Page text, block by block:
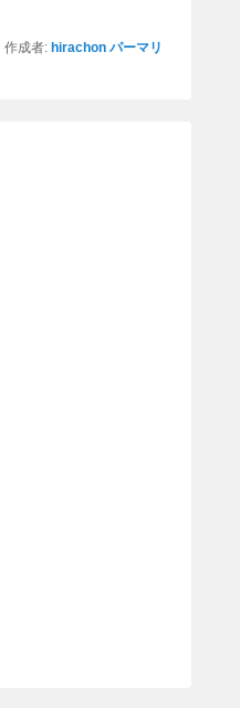
作成者: hirachon パーマリ